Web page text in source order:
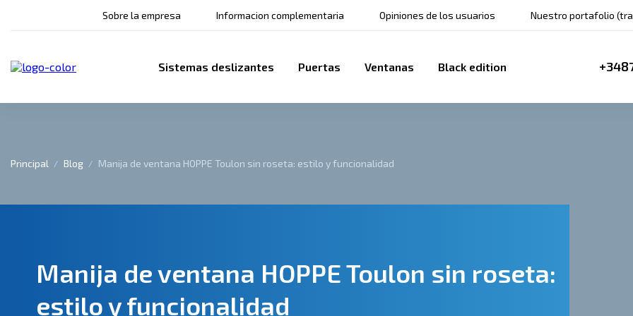
Sobre la empresa Informacion complementaria Opiniones de los usuarios Nuestro portafolio
Sistemas deslizantes Puertas Ventanas Black edition
Principal Blog Manija de ventana HOPPE Toulon sin roseta: estilo y funcionalidad
Manija de ventana HOPPE Toulon sin roseta:
estilo y funcionalidad